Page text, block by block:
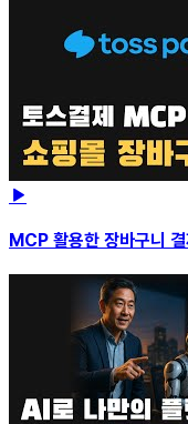
MCP 활용한 장바구니 결